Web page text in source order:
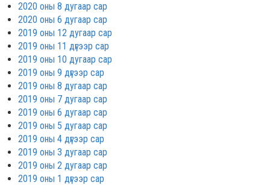
2020 оны 8 дугаар сар
2020 оны 6 дугаар сар
2019 оны 12 дугаар сар
2019 оны 11 дүгээр сар
2019 оны 10 дугаар сар
2019 оны 9 дүгээр сар
2019 оны 8 дугаар сар
2019 оны 7 дугаар сар
2019 оны 6 дугаар сар
2019 оны 5 дугаар сар
2019 оны 4 дүгээр сар
2019 оны 3 дугаар сар
2019 оны 2 дугаар сар
2019 оны 1 дүгээр сар